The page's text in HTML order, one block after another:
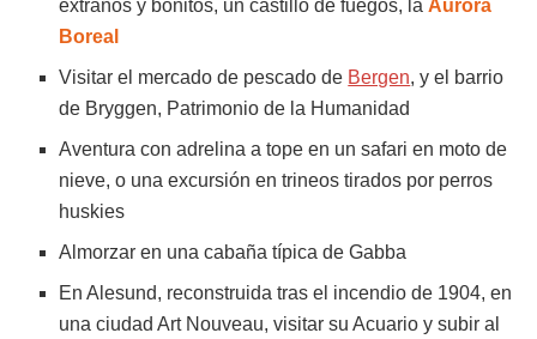
extraños y bonitos, un castillo de fuegos, la Aurora
Boreal
Visitar el mercado de pescado de Bergen, y el barrio
de Bryggen, Patrimonio de la Humanidad
Aventura con adrelina a tope en un safari en moto de
nieve, o una excursión en trineos tirados por perros
huskies
Almorzar en una cabaña típica de Gabba
En Alesund, reconstruida tras el incendio de 1904, en
una ciudad Art Nouveau, visitar su Acuario y subir al